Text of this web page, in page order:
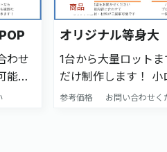
わせ
能で
です
オリジナル等身大
1台から大量ロット
だけ制作します！ 小
最短3日での出荷も可能
参考価格 お問い合わせく
商品